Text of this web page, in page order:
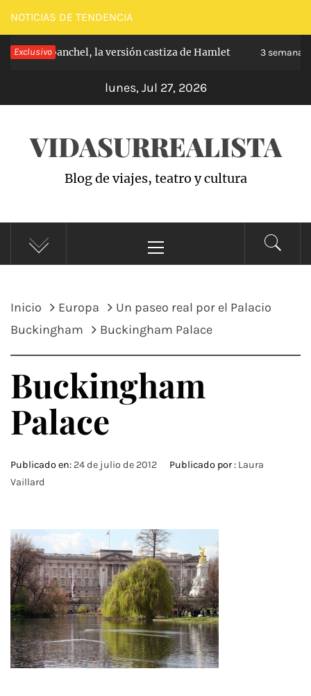
Saltar
al
contenido
NOTICIAS DE TENDENCIA
Exclusivo
de Carabanchel, la versión castiza de Hamlet 3 semanas
lunes, Jul 27, 2026
VIDASURREALISTA
Blog de viajes, teatro y cultura
principal
Inicio Europa
Un paseo real por el Palacio
Buckingham
Buckingham Palace
Buckingham
Palace
Publicado en: 24 de julio de 2012 Publicado por : Laura
Vaillard